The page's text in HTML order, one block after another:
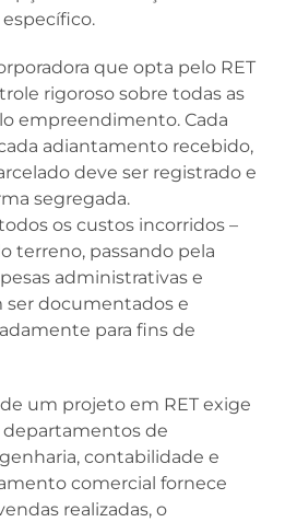
que opta pelo RET
rigoroso sobre todas as
empreendimento. Cada
adiantamento recebido,
deve ser registrado e
segregada.
os custos incorridos –
terreno, passando pela
administrativas e
ser documentados e
para fins de
um projeto em RET exige
de
contabilidade e
comercial fornece
realizadas, o